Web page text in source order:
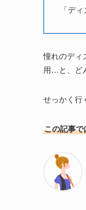
「デ
憧れのディ
用…と、ど
せっかく行
この記事で